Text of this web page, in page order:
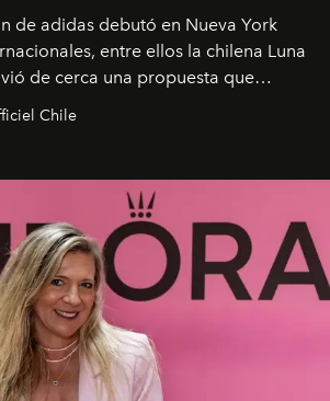
de adidas debutó en Nueva York
entre ellos la chilena Luna
de cerca una propuesta que
Chile